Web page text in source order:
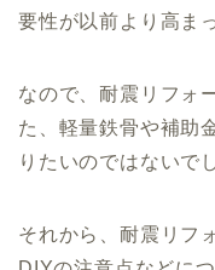
要性が以前より高ま
なので、耐震リフォ
た、軽量鉄骨や補助
りたいのではないで
それから、耐震リフ